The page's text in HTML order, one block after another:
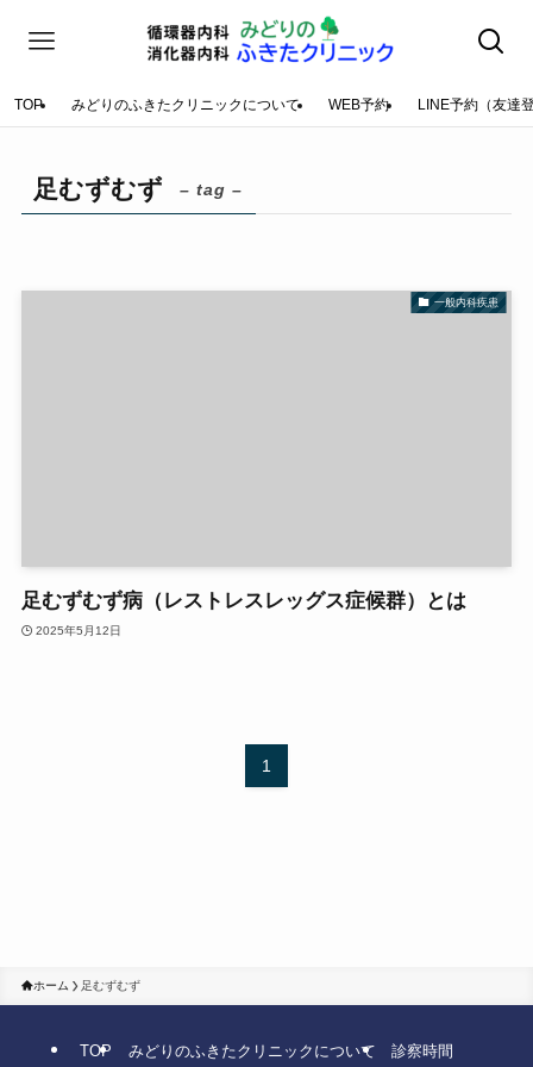
TOP みどりのふきたクリニックについて WEB予約 LINE予約（友達
足むずむず – tag –
一般内科疾患
足むずむず病（レストレスレッグス症候群）とは
2025年5月12日
1
ホーム 足むずむず
TOP みどりのふきたクリニックについて 診察時間